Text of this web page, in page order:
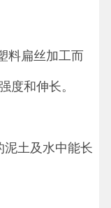
料扁丝加工而
度和伸长。
土及水中能长